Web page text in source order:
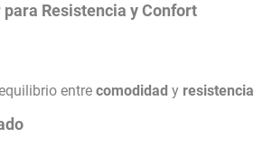
Resistencia y Confort
entrecomodidad y resistencia